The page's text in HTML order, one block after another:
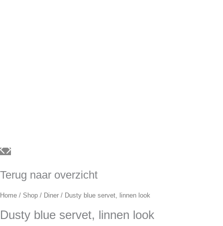
Terug naar overzicht
Home / Shop / Diner / Dusty blue servet, linnen look
Dusty blue servet, linnen look